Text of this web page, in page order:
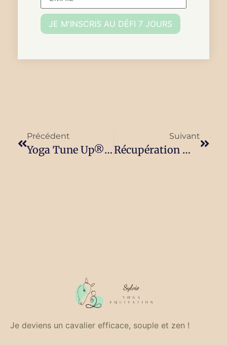
JE M'INSCRIS AU DÉFI 7 JOURS
Précédent
Yoga Tune Up® Et Les Bienfaits De L’automassage Avec Les Balles Thérapeutiques The Roll Model®Method
Suivant
Récupération Musculaire : 7 Conseils Pour Récupérer Efficacement
Je deviens un cavalier efficace, souple et zen !